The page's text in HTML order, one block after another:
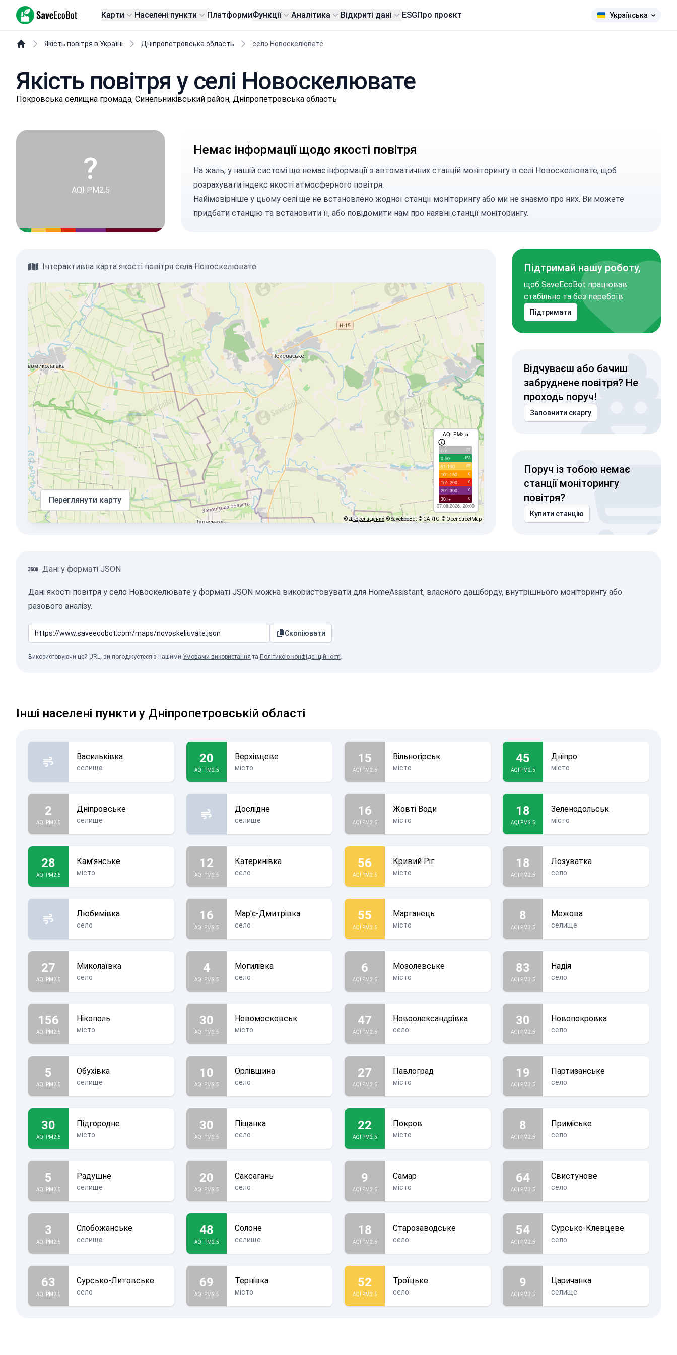
SaveEcoBot Карти Населені пункти ПлатформиФункції Аналітика Відкриті дані ESGПро проєкт Українська
Якість повітря в Україні Дніпропетровська область село Новоскелювате
Якість повітря у селі Новоскелювате
Пoкpoвськa селищнa громада, Синельниківський район, Дніпропетровська область
?
AQI PM2.5
Немає інформації щодо якості повітря
На жаль, у нашій системі ще немає інформації з автоматичних станцій моніторингу в селі Новоскелювате, щоб
розрахувати індекс якості атмосферного повітря.
Найімовірніше у цьому селі ще не встановлено жодної станції моніторингу або ми не знаємо про них. Ви можете
придбати станцію та встановити її, або повідомити нампро наявні станції моніторингу.
Інтерактивна карта якості повітря села Новоскелювате
AQI PM2.5
с/д 92
0-50 193
51-100 65
101-150 0
151-200 0
201-300 0
301+ 0
07.08.2026, 20:00
Переглянути карту
© Джерела даних © SaveEcoBot © CARTO © OpenStreetMap
Підтримай нашу роботу,
щоб SaveEcoBot працював
стабільно та без перебоїв
Підтримати
Відчуваєш або бачиш
забруднене повітря? Не
проходь поруч!
Заповнити скаргу
Поруч із тобою немає
станції моніторингу
повітря?
Купити станцію
Дані у форматі JSON
Дані якості повітря у село Новоскелювате у форматі JSON можна використовувати для HomeAssistant, власного дашборду, внутрішнього моніторингу або
разового аналізу.
Скопіювати
Використовуючи цей URL, ви погоджуєтеся з нашими Умовами використання та Політикою конфіденційності.
Інші населені пункти у Дніпропетровській області
Васильківка
селище
20
AQI PM2.5
Верхівцеве
місто
15
AQI PM2.5
Вільногірськ
місто
45
AQI PM2.5
Дніпро
місто
2
AQI PM2.5
Дніпровське
селище
Дослідне
селище
16
AQI PM2.5
Жовті Води
місто
18
AQI PM2.5
Зеленодольськ
місто
28
AQI PM2.5
Кам’янське
місто
12
AQI PM2.5
Катеринівка
село
56
AQI PM2.5
Кривий Ріг
місто
18
AQI PM2.5
Лозуватка
село
Любимівка
село
16
AQI PM2.5
Мар'є-Дмитрівка
село
55
AQI PM2.5
Марганець
місто
8
AQI PM2.5
Межова
селище
27
AQI PM2.5
Миколаївка
село
4
AQI PM2.5
Могилівка
село
6
AQI PM2.5
Мозолевське
місто
83
AQI PM2.5
Надія
село
156
AQI PM2.5
Нікополь
місто
30
AQI PM2.5
Новомосковськ
місто
47
AQI PM2.5
Новоолександрівка
село
30
AQI PM2.5
Новопокровка
село
5
AQI PM2.5
Обухівка
селище
10
AQI PM2.5
Орлівщина
село
27
AQI PM2.5
Павлоград
місто
19
AQI PM2.5
Партизанське
село
30
AQI PM2.5
Підгородне
місто
30
AQI PM2.5
Піщанка
село
22
AQI PM2.5
Покров
місто
8
AQI PM2.5
Приміське
село
5
AQI PM2.5
Радушне
селище
20
AQI PM2.5
Саксагань
село
9
AQI PM2.5
Самар
місто
64
AQI PM2.5
Свистунове
село
3
AQI PM2.5
Слобожанське
селище
48
AQI PM2.5
Солоне
селище
18
AQI PM2.5
Старозаводське
село
54
AQI PM2.5
Сурсько-Клевцеве
село
63
AQI PM2.5
Сурсько-Литовське
село
69
AQI PM2.5
Тернівка
місто
52
AQI PM2.5
Троїцьке
село
9
AQI PM2.5
Царичанка
селище